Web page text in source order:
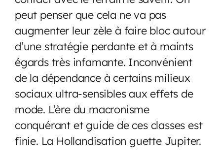
peut penser que cela ne va pas
augmenter leur zèle à faire bloc autour
d’une stratégie perdante et à maints
égards très infamante. Inconvénient
de la dépendance à certains milieux
sociaux ultra-sensibles aux effets de
mode. L’ère du macronisme
conquérant et guide de ces classes est
finie. La Hollandisation guette Jupiter.